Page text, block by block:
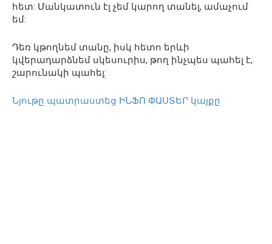
հետ: Մանկատուն էլ չեմ կարող տանել, ամաչում
եմ:
Դեռ կթողնեմ տանը, իսկ հետո երևի
կվերադարձնեմ սկեսուրիս, թող ինչպես պահել է,
շարունակի պահել:
Նյութը պատրաստեց ԻՆՖՈ ՓԱՍՏԵՐ կայքը